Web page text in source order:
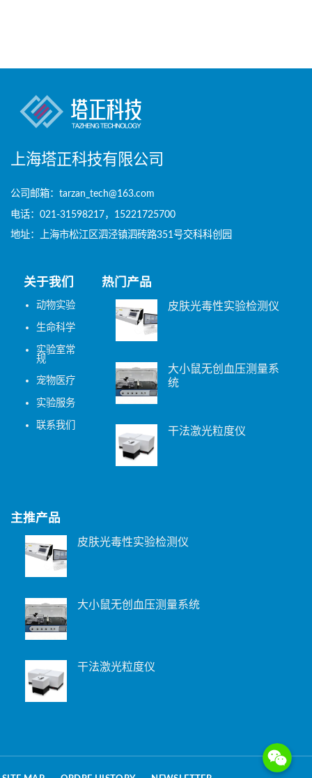
上海塔正科技有限公司
公司邮箱：tarzan_tech@163.com
电话：021-31598217，15221725700
地址：上海市松江区泗泾镇泗砖路351号交科科创园
关于我们
动物实验
生命科学
实验室常
规
宠物医疗
实验服务
联系我们
热门产品
皮肤光毒性实验检测仪
大小鼠无创血压测量系
统
干法激光粒度仪
主推产品
皮肤光毒性实验检测仪
大小鼠无创血压测量系统
干法激光粒度仪
WeChat: